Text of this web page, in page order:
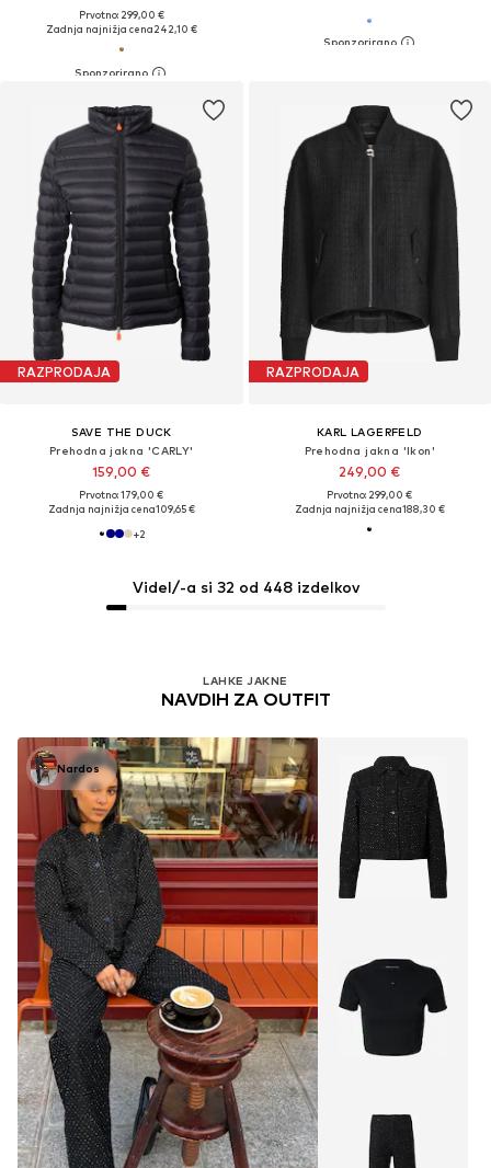
Prvotno: 299,00 €
Zadnja najnižja cena242,10 €
RAZPRODAJA
SAVE THE DUCK
Prehodna jakna 'CARLY'
159,00 €
Prvotno: 179,00 €
Zadnja najnižja cena109,65 €
+2
RAZPRODAJA
KARL LAGERFELD
Prehodna jakna 'Ikon'
249,00 €
Prvotno: 299,00 €
Zadnja najnižja cena188,30 €
Videl/-a si 32 od 448 izdelkov
LAHKE JAKNE
NAVDIH ZA OUTFIT
Nardos